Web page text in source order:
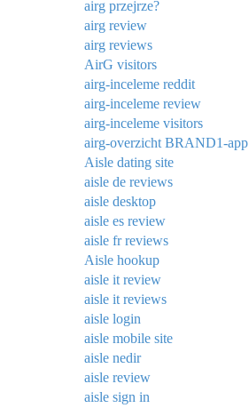
airg przejrze?
airg review
airg reviews
AirG visitors
airg-inceleme reddit
airg-inceleme review
airg-inceleme visitors
airg-overzicht BRAND1-app
Aisle dating site
aisle de reviews
aisle desktop
aisle es review
aisle fr reviews
Aisle hookup
aisle it review
aisle it reviews
aisle login
aisle mobile site
aisle nedir
aisle review
aisle sign in